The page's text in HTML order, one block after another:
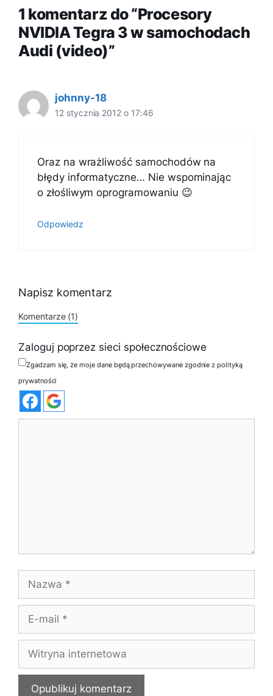
1 komentarz do “Procesory
NVIDIA Tegra 3 w samochodach
Audi (video)”
johnny-18
12 stycznia 2012 o 17:46
Oraz na wrażliwość samochodów na
błędy informatyczne… Nie wspominając
o złośliwym oprogramowaniu 😉
Odpowiedz
Napisz komentarz
Komentarze (1)
Zaloguj poprzez sieci społecznościowe
Zgadzam się, że moje dane będą przechowywane zgodnie z polityką
prywatności
mail
internetowa